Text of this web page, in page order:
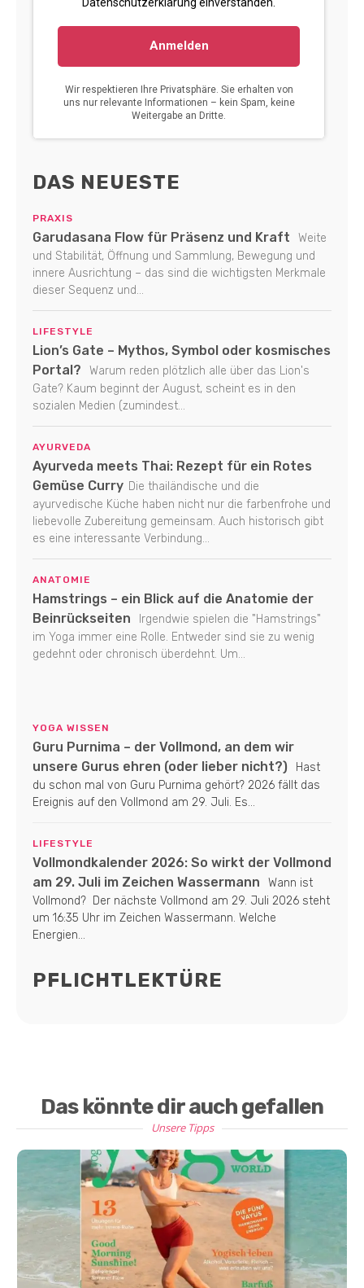
DAS NEUESTE
PRAXIS
Garudasana Flow für Präsenz und Kraft
Weite
und Stabilität, Öffnung und Sammlung, Bewegung und
innere Ausrichtung – das sind die wichtigsten Merkmale
dieser Sequenz und...
LIFESTYLE
Lion’s Gate – Mythos, Symbol oder kosmisches
Portal?
Warum reden plötzlich alle über das Lion's
Gate? Kaum beginnt der August, scheint es in den
sozialen Medien (zumindest...
AYURVEDA
Ayurveda meets Thai: Rezept für ein Rotes
Gemüse Curry Die thailändische und die
ayurvedische Küche haben nicht nur die farbenfrohe und
liebevolle Zubereitung gemeinsam. Auch historisch gibt
es eine interessante Verbindung...
ANATOMIE
Hamstrings – ein Blick auf die Anatomie der
Beinrückseiten
Irgendwie spielen die "Hamstrings"
im Yoga immer eine Rolle. Entweder sind sie zu wenig
gedehnt oder chronisch überdehnt. Um...
YOGA WISSEN
Guru Purnima – der Vollmond, an dem wir
unsere Gurus ehren (oder lieber nicht?)
Hast
du schon mal von Guru Purnima gehört? 2026 fällt das
Ereignis auf den Vollmond am 29. Juli. Es...
LIFESTYLE
Vollmondkalender 2026: So wirkt der Vollmond
am 29. Juli im Zeichen Wassermann
Wann ist
Vollmond? Der nächste Vollmond am 29. Juli 2026 steht
um 16:35 Uhr im Zeichen Wassermann. Welche
Energien...
PFLICHTLEKTÜRE
Das könnte dir auch gefallen
Unsere Tipps